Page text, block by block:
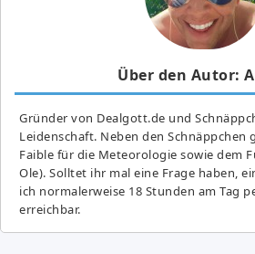
Über den Autor:
Gründer von Dealgott.de und
Leidenschaft. Neben den Schnäppchen
Fai­ble für die Meteorologie sowie dem
Ole). Solltet ihr mal eine Frage haben,
ich normalerweise 18 Stunden am Tag
erreichbar.